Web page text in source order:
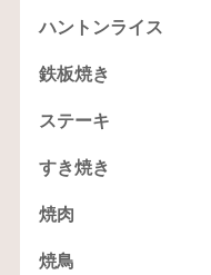
ハントンライス
鉄板焼き
ステーキ
すき焼き
焼肉
焼鳥